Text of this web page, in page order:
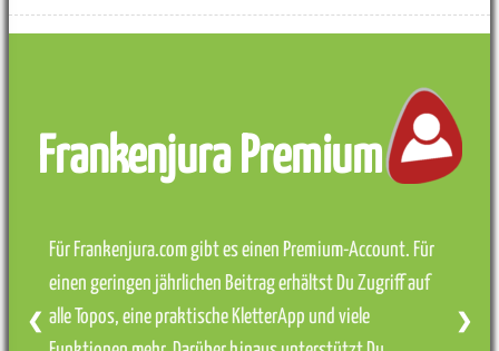
Frankenjura Premium
Für Frankenjura.com gibt es einen Premium-Account. Für
einen geringen jährlichen Beitrag erhältst Du Zugriff auf
alle Topos, eine praktische KletterApp und viele
❮ ❯